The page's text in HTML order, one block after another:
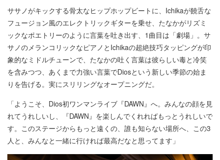
ササノがキックする骨太なヒップホップビートに、Ichikaが饒舌な
フュージョン風のエレクトリックギターを乗せ、たなかがリズミ
ックなポエトリーのように言葉を吐き出す、1曲目は「劇場」。サ
サノのメランコリックなピアノとIchikaの超絶技巧タッピングが印
象的なミドルチューンで、たなかの吐く言葉は彼らしい毒と冷笑
を含みつつ、あくまで力強い言葉でDiosという新しい季節の始ま
りを告げる。実にスリリングなオープニングだ。
「ようこそ、Dios初ワンマンライブ『DAWN』へ。みんなの顔を見
れてうれしいし、『DAWN』を楽しんでくれればもっとうれしいで
す。このステージからもっと遠くの、誰も知らない場所へ、この3
人と、みんなと一緒に行ければ最高だなと思ってます」